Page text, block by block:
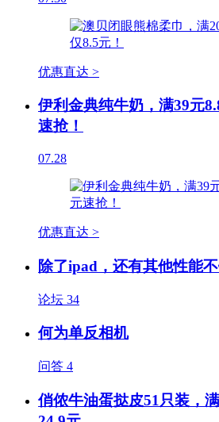
优惠直达 >
伊利金典纯牛奶，满39元
速抢！
07.28
优惠直达 >
除了ipad，还有其他性能
论坛 34
何为单反相机
问答 4
俏侬牛油蛋挞皮51只装，